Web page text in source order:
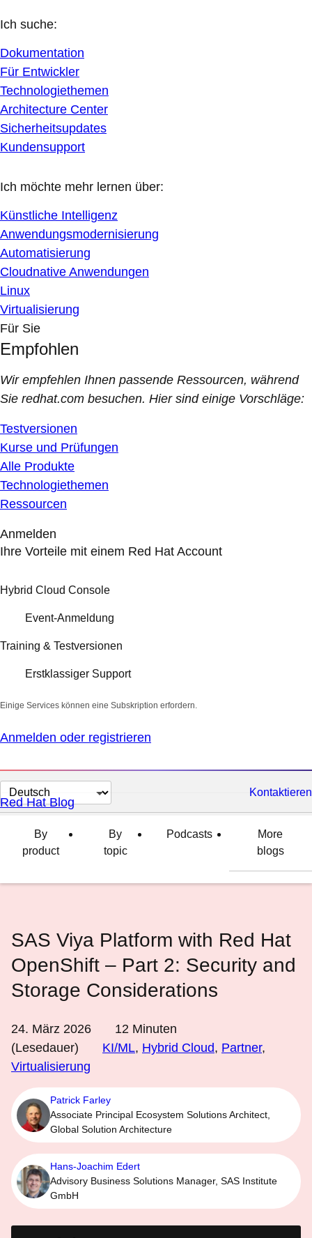
Ich suche:
Dokumentation
Für Entwickler
Technologiethemen
Architecture Center
Sicherheitsupdates
Kundensupport
Ich möchte mehr lernen über:
Künstliche Intelligenz
Anwendungsmodernisierung
Automatisierung
Cloudnative Anwendungen
Linux
Virtualisierung
Für Sie
Empfohlen
Wir empfehlen Ihnen passende Ressourcen, während
Sie redhat.com besuchen. Hier sind einige Vorschläge:
Testversionen
Kurse und Prüfungen
Alle Produkte
Technologiethemen
Ressourcen
Anmelden
Ihre Vorteile mit einem Red Hat Account
Hybrid Cloud Console
Event-Anmeldung
Training & Testversionen
Erstklassiger Support
Einige Services können eine Subskription erfordern.
Anmelden oder registrieren
Sprache
auswählen
Kontaktieren
Red Hat Blog
By
product
By
topic
Podcasts
More
blogs
SAS Viya Platform with Red Hat
OpenShift – Part 2: Security and
Storage Considerations
24. März 2026 12 Minuten
(Lesedauer)
KI/ML, Hybrid Cloud, Partner,
Virtualisierung
Patrick Farley
Associate Principal Ecosystem Solutions Architect,
Global Solution Architecture
Hans-Joachim Edert
Advisory Business Solutions Manager, SAS Institute
GmbH